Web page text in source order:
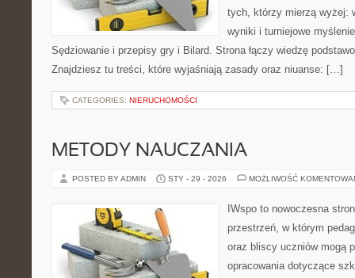
tych, którzy mierzą wyżej:
wyniki i turniejowe
Sędziowanie i przepisy gry i Bilard. Strona łączy wiedzę
Znajdziesz tu treści, które wyjaśniają zasady oraz niuanse: […]
CATEGORIES: NIERUCHOMOŚCI
METODY NAUCZANIA
POSTED BY ADMIN STY - 29 - 2026 MOŻLIWOŚĆ
IWspo to nowoczesna
przestrzeń, w którym
oraz bliscy uczniów mogą
opracowania dotyczące